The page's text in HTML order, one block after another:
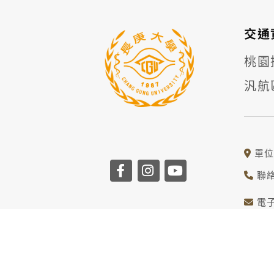
交通
桃
汎
單
聯
電